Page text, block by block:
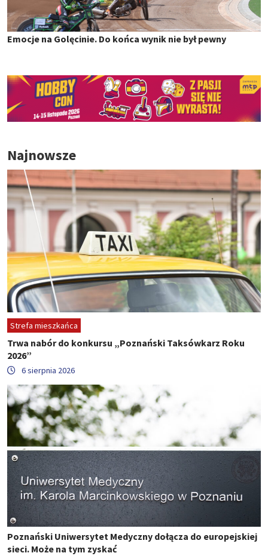
Emocje na Golęcinie. Do końca wynik nie był pewny
Najnowsze
Strefa mieszkańca
Trwa nabór do konkursu „Poznański Taksówkarz Roku
2026”
6 sierpnia 2026
Poznański Uniwersytet Medyczny dołącza do europejskiej
sieci. Może na tym zyskać